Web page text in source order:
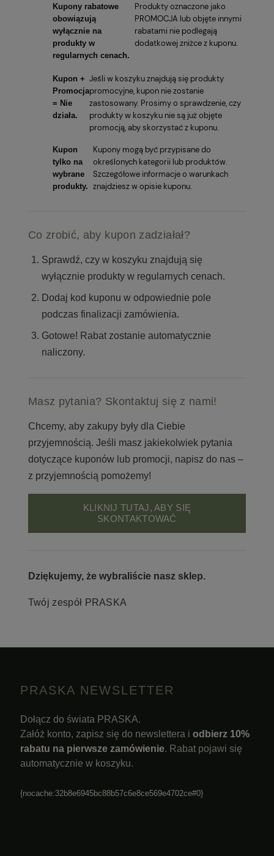
Kupony rabatowe
obowiązują
wyłącznie na
produkty w
regularnych cenach.
Produkty oznaczone jako
PROMOCJA lub objęte innymi
rabatami nie podlegają
dodatkowej zniżce z kuponu.
Kupon +
Promocja
= Nie
działa.
Jeśli w koszyku znajdują się produkty
promocyjne, kupon nie zostanie
zastosowany. Prosimy o sprawdzenie, czy
produkty w koszyku nie są już objęte
promocją, aby skorzystać z kuponu.
Kupon
tylko na
wybrane
produkty.
Kupony mogą być przypisane do
określonych kategorii lub produktów.
Szczegółowe informacje o warunkach
znajdziesz w opisie kuponu.
Co zrobić, aby kupon zadziałał?
Sprawdź, czy w koszyku znajdują się
wyłącznie produkty w regularnych cenach.
Dodaj kod kuponu w odpowiednie pole
podczas finalizacji zamówienia.
Gotowe! Rabat zostanie automatycznie
naliczony.
Masz pytania? Skontaktuj się z nami!
Chcemy, aby zakupy były dla Ciebie
przyjemnością. Jeśli masz jakiekolwiek pytania
dotyczące kuponów lub promocji, napisz do nas –
z przyjemnością pomożemy!
KLIKNIJ TUTAJ, ABY SIĘ
SKONTAKTOWAĆ
Dziękujemy, że wybraliście nasz sklep.
Twój zespół PRASKA
PRASKA NEWSLETTER
Dołącz do świata PRASKA.
Załóż konto, zapisz się do newslettera i odbierz 10%
rabatu na pierwsze zamówienie. Rabat pojawi się
automatycznie w koszyku.
{nocache:32b8e6945bc88b57c6e8ce569e4702ce#0}